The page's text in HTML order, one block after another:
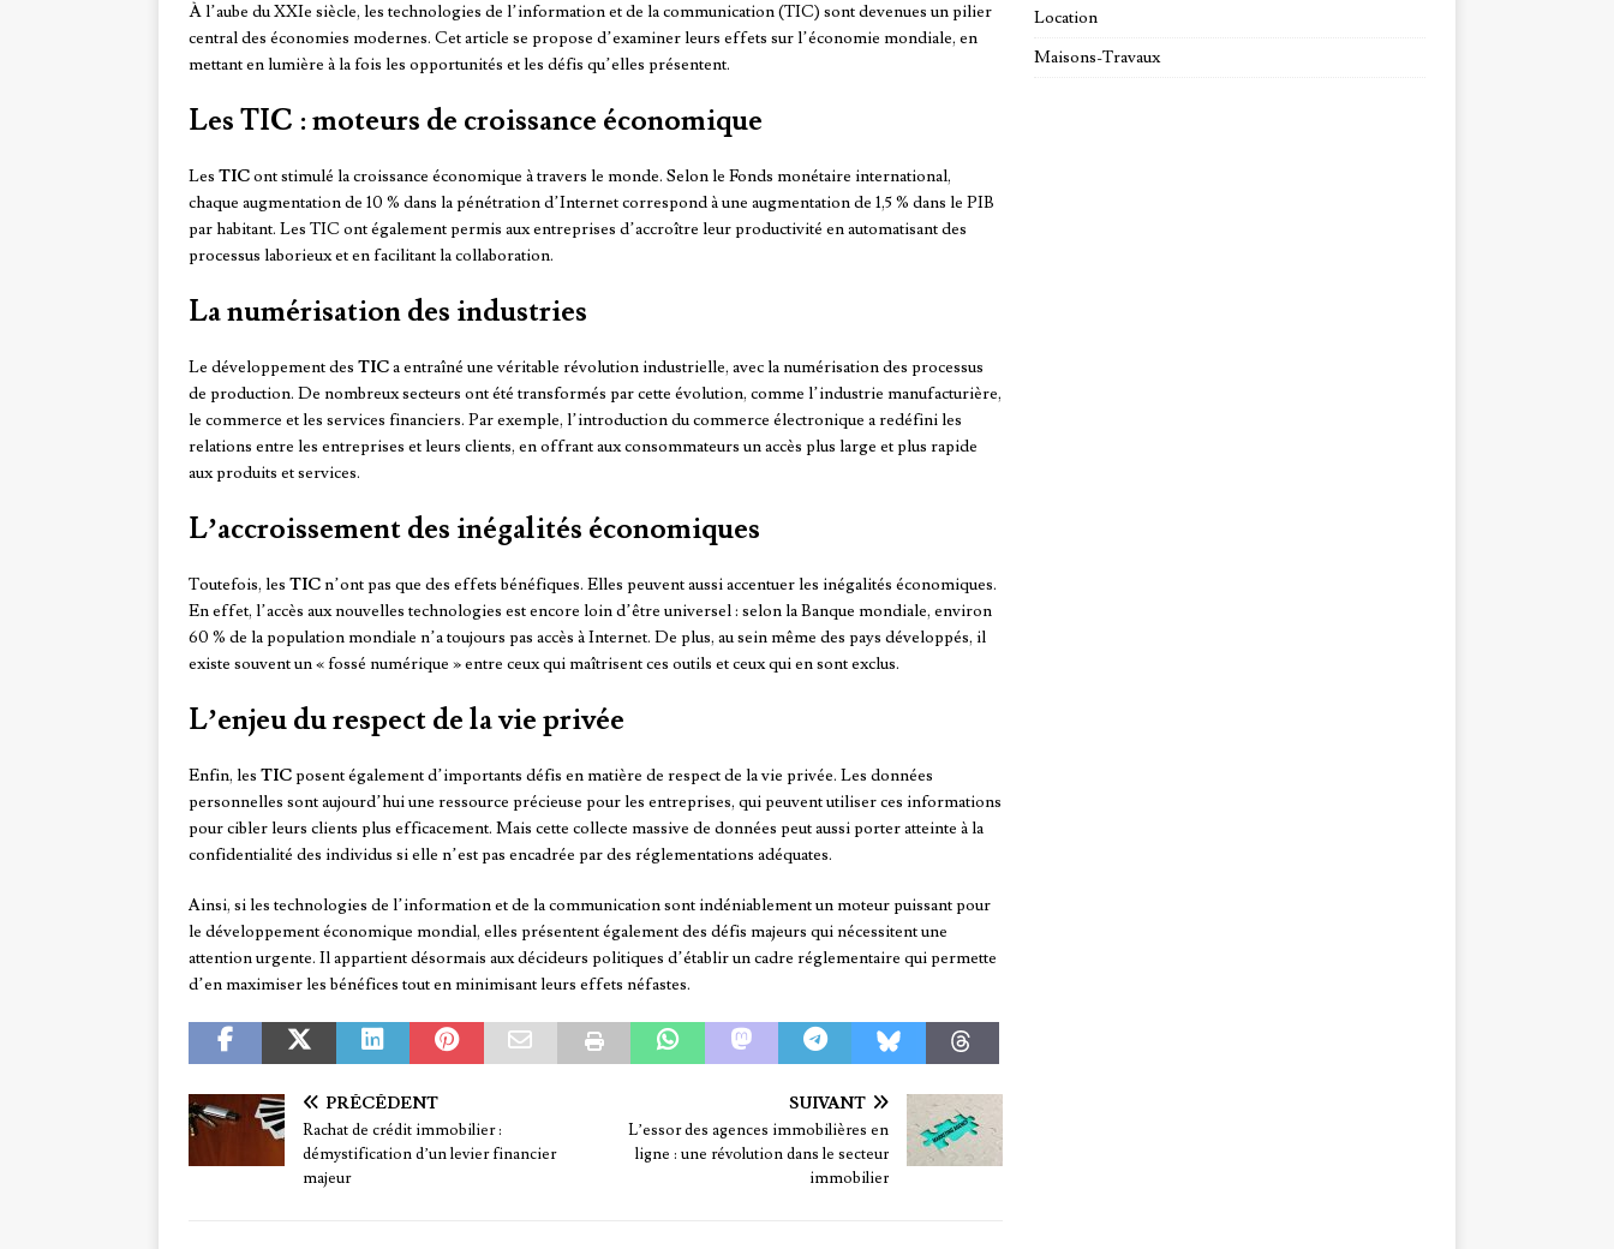
À l’aube du XXIe siècle, les technologies de l’information et de la communication (TIC) sont devenues un pilier
central des économies modernes. Cet article se propose d’examiner leurs effets sur l’économie mondiale, en
mettant en lumière à la fois les opportunités et les défis qu’elles présentent.
Les TIC : moteurs de croissance économique
Les TICont stimulé la croissance économique à travers le monde. Selon le Fonds monétaire international,
chaque augmentation de 10 % dans la pénétration d’Internet correspond à une augmentation de 1,5 % dans le PIB
par habitant. Les TIC ont également permis aux entreprises d’accroître leur productivité en automatisant des
processus laborieux et en facilitant la collaboration.
La numérisation des industries
Le développement des TICa entraîné une véritable révolution industrielle, avec la numérisation des processus
de production. De nombreux secteurs ont été transformés par cette évolution, comme l’industrie manufacturière,
le commerce et les services financiers. Par exemple, l’introduction du commerce électronique a redéfini les
relations entre les entreprises et leurs clients, en offrant aux consommateurs un accès plus large et plus rapide
aux produits et services.
L’accroissement des inégalités économiques
Toutefois, les TICn’ont pas que des effets bénéfiques. Elles peuvent aussi accentuer les inégalités économiques.
En effet, l’accès aux nouvelles technologies est encore loin d’être universel : selon la Banque mondiale, environ
60 % de la population mondiale n’a toujours pas accès à Internet. De plus, au sein même des pays développés, il
existe souvent un « fossé numérique » entre ceux qui maîtrisent ces outils et ceux qui en sont exclus.
L’enjeu du respect de la vie privée
Enfin, les TICposent également d’importants défis en matière de respect de la vie privée. Les données
personnelles sont aujourd’hui une ressource précieuse pour les entreprises, qui peuvent utiliser ces informations
pour cibler leurs clients plus efficacement. Mais cette collecte massive de données peut aussi porter atteinte à la
confidentialité des individus si elle n’est pas encadrée par des réglementations adéquates.
Ainsi, si les technologies de l’information et de la communication sont indéniablement un moteur puissant pour
le développement économique mondial, elles présentent également des défis majeurs qui nécessitent une
attention urgente. Il appartient désormais aux décideurs politiques d’établir un cadre réglementaire qui permette
d’en maximiser les bénéfices tout en minimisant leurs effets néfastes.
PRÉCÉDENT
Rachat de crédit immobilier :
démystification d’un levier financier
majeur
SUIVANT
L’essor des agences immobilières en
ligne : une révolution dans le secteur
immobilier
Location
Maisons-Travaux